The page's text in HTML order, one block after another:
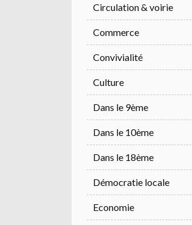
Circulation & voirie
Commerce
Convivialité
Culture
Dans le 9ème
Dans le 10ème
Dans le 18ème
Démocratie locale
Economie